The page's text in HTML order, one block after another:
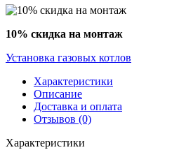
10% скидка на монтаж
Установка газовых котлов
Характеристики
Описание
Доставка и оплата
Отзывов (0)
Характеристики